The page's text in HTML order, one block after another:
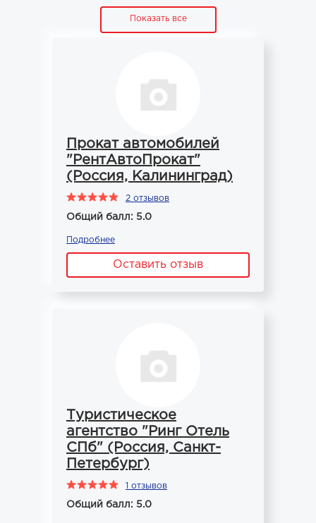
Показать все
Прокат автомобилей
"РентАвтоПрокат"
(Россия, Калининград)
2 отзывов
Общий балл: 5.0
Подробнее
Оставить отзыв
Туристическое
агентство "Ринг Отель
СПб" (Россия, Санкт-
Петербург)
1 отзывов
Общий балл: 5.0